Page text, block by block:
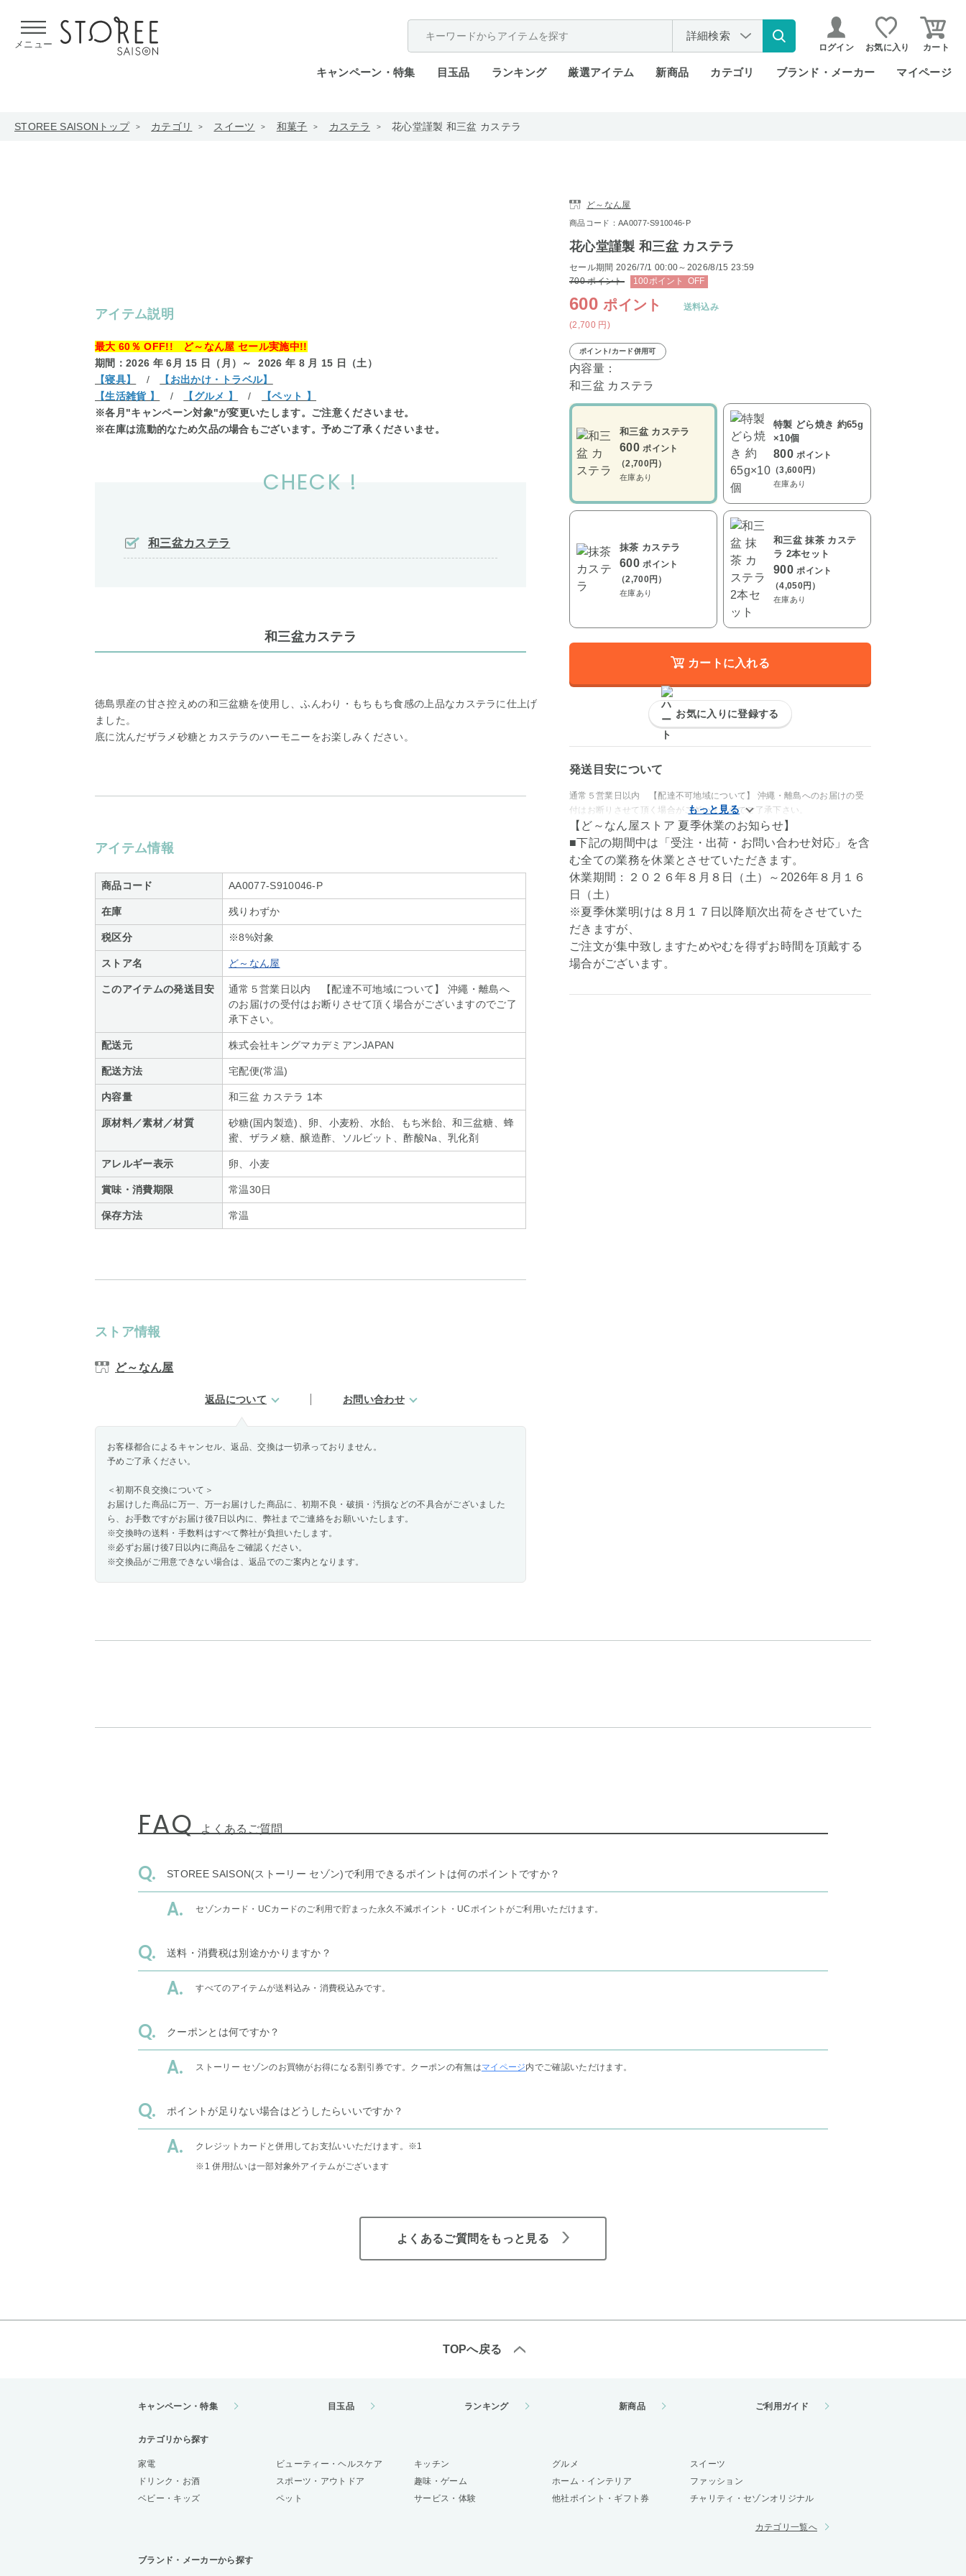
メニュー
詳細検索
ログイン お気に入り カート
キャンペーン・特集 目玉品 ランキング 厳選アイテム 新商品 カテゴリ ブランド・メーカー マイページ
STOREE SAISONトップ カテゴリ スイーツ 和菓子 カステラ 花心堂謹製 和三盆 カステラ
アイテム説明
最大 60％ OFF!! ど～なん屋 セール実施中!!
期間：2026 年 6月 15 日（月）～ 2026 年 8 月 15 日（土）
【寝具】
/
【お出かけ・トラベル】
【生活雑貨 】
/ 【グルメ 】 /
【ペット 】
※各月"キャンペーン対象"が変更いたします。ご注意くださいませ。
※在庫は流動的なため欠品の場合もございます。予めご了承くださいませ。
CHECK !
和三盆カステラ
和三盆カステラ
徳島県産の甘さ控えめの和三盆糖を使用し、ふんわり・もちもち食感の上品なカステラに仕上げ
ました。
底に沈んだザラメ砂糖とカステラのハーモニーをお楽しみください。
アイテム情報
商品コード AA0077-S910046-P
在庫 残りわずか
税区分 ※8%対象
ストア名 ど～なん屋
このアイテムの発送目安
通常５営業日以内 【配達不可地域について】 沖繩・離島へ
のお届けの受付はお断りさせて頂く場合がございますのでご了
承下さい。
配送元 株式会社キングマカデミアンJAPAN
配送方法 宅配便(常温)
内容量 和三盆 カステラ 1本
原材料／素材／材質
砂糖(国内製造)、卵、小麦粉、水飴、もち米飴、和三盆糖、蜂
蜜、ザラメ糖、醸造酢、ソルビット、酢酸Na、乳化剤
アレルギー表示 卵、小麦
賞味・消費期限 常温30日
保存方法 常温
ストア情報
ど～なん屋
返品について お問い合わせ
お客様都合によるキャンセル、返品、交換は一切承っておりません。
予めご了承ください。
＜初期不良交換について＞
お届けした商品に万一、万一お届けした商品に、初期不良・破損・汚損などの不具合がございました
ら、お手数ですがお届け後7日以内に、弊社までご連絡をお願いいたします。
※交換時の送料・手数料はすべて弊社が負担いたします。
※必ずお届け後7日以内に商品をご確認ください。
※交換品がご用意できない場合は、返品でのご案内となります。
ど～なん屋
商品コード：AA0077-S910046-P
花心堂謹製 和三盆 カステラ
セール期間 2026/7/1 00:00～2026/8/15 23:59
700ポイント 100ポイント OFF
600ポイント
(2,700 円 )
送料込み
ポイント/カード併用可
内容量：
和三盆 カステラ
和三盆 カステラ
600 ポイント
（2,700円）
在庫あり
特製 どら焼き 約65g
×10個
800 ポイント
（3,600円）
在庫あり
抹茶 カステラ
600 ポイント
（2,700円）
在庫あり
和三盆 抹茶 カステ
ラ 2本セット
900 ポイント
（4,050円）
在庫あり
カートに入れる
お気に入りに登録する
発送目安について
通常５営業日以内 【配達不可地域について】 沖繩・離島へのお届けの受
付はお断りさせて頂く場合がございますのでご了承下さい。
【ど～なん屋ストア 夏季休業のお知らせ】
■下記の期間中は「受注・出荷・お問い合わせ対応」を含
む全ての業務を休業とさせていただきます。
休業期間：２０２６年８月８日（土）～2026年８月１６
日（土）
※夏季休業明けは８月１７日以降順次出荷をさせていた
だきますが、
ご注文が集中致しますためやむを得ずお時間を頂戴する
場合がございます。
FAQ よくあるご質問
STOREE SAISON(ストーリー セゾン)で利用できるポイントは何のポイントですか？
セゾンカード・UCカードのご利用で貯まった永久不滅ポイント・UCポイントがご利用いただけます。
送料・消費税は別途かかりますか？
すべてのアイテムが送料込み・消費税込みです。
クーポンとは何ですか？
ストーリー セゾンのお買物がお得になる割引券です。クーポンの有無はマイページ内でご確認いただけます。
ポイントが足りない場合はどうしたらいいですか？
クレジットカードと併用してお支払いいただけます。 ※1
※1 併用払いは一部対象外アイテムがございます
よくあるご質問をもっと見る
TOPへ戻る
キャンペーン・特集 目玉品 ランキング 新商品 ご利用ガイド
カテゴリから探す
家電 ビューティー・ヘルスケア キッチン グルメ
スイーツ
ドリンク・お酒
スポーツ・アウトドア 趣味・ゲーム ホーム・インテリア
ファッション
ベビー・キッズ
ペット サービス・体験 他社ポイント・ギフト券 チャリティ・セゾンオリジナル
カテゴリ一覧へ
ブランド・メーカーから探す